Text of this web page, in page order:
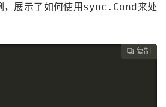
展示了如何使用 sync.Cond 来处
 复制